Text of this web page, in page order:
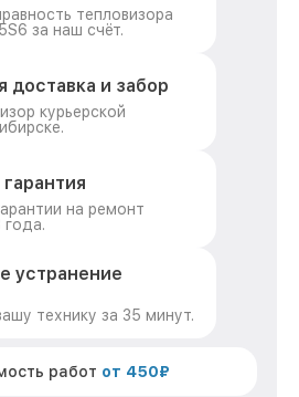
тепловизора
за наш счёт.
доставка и забор
курьерской
на ремонт
года.
устранение
технику за 35 минут.
работ от 450₽